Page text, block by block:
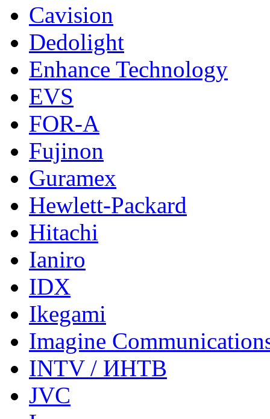
Cavision
Dedolight
Enhance Technology
EVS
FOR-A
Fujinon
Guramex
Hewlett-Packard
Hitachi
Ianiro
IDX
Ikegami
Imagine
INTV / ИНТВ
JVC